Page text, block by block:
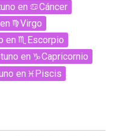
en
Cáncer
en
Virgo
en
Escorpio
en
Capricornio
en Piscis